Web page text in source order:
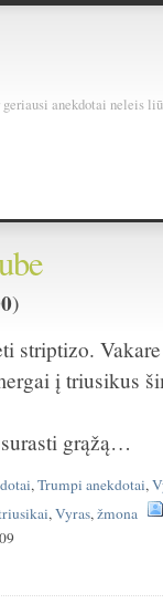
anekdotai neleis
)
striptizo.
į triusikus
grąžą…
,Trumpi anekdotai,
,Vyras,žmona